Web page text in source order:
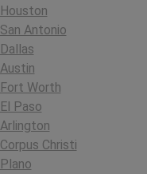
Houston
San Antonio
Dallas
Austin
Fort Worth
El Paso
Arlington
Corpus Christi
Plano